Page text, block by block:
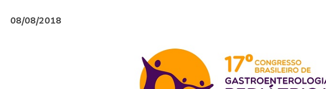
08/08/2018